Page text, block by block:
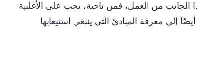
من العمل، فمن ناحية، يجب على الأغلبية
إلى معرفة المبادئ التي ينبغي استيعابها